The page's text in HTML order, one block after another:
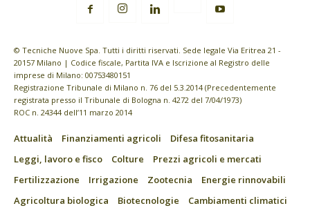
© Tecniche Nuove Spa. Tutti i diritti riservati. Sede legale Via Eritrea 21 -
20157 Milano | Codice fiscale, Partita IVA e Iscrizione al Registro delle
imprese di Milano: 00753480151
Registrazione Tribunale di Milano n. 76 del 5.3.2014 (Precedentemente
registrata presso il Tribunale di Bologna n. 4272 del 7/04/1973)
ROC n. 24344 dell’11 marzo 2014
Attualità Finanziamenti agricoli
Difesa fitosanitaria
Leggi, lavoro e fisco
Colture
Prezzi agricoli e mercati
Fertilizzazione
Irrigazione Zootecnia
Energie rinnovabili
Agricoltura biologica
Biotecnologie
Cambiamenti climatici